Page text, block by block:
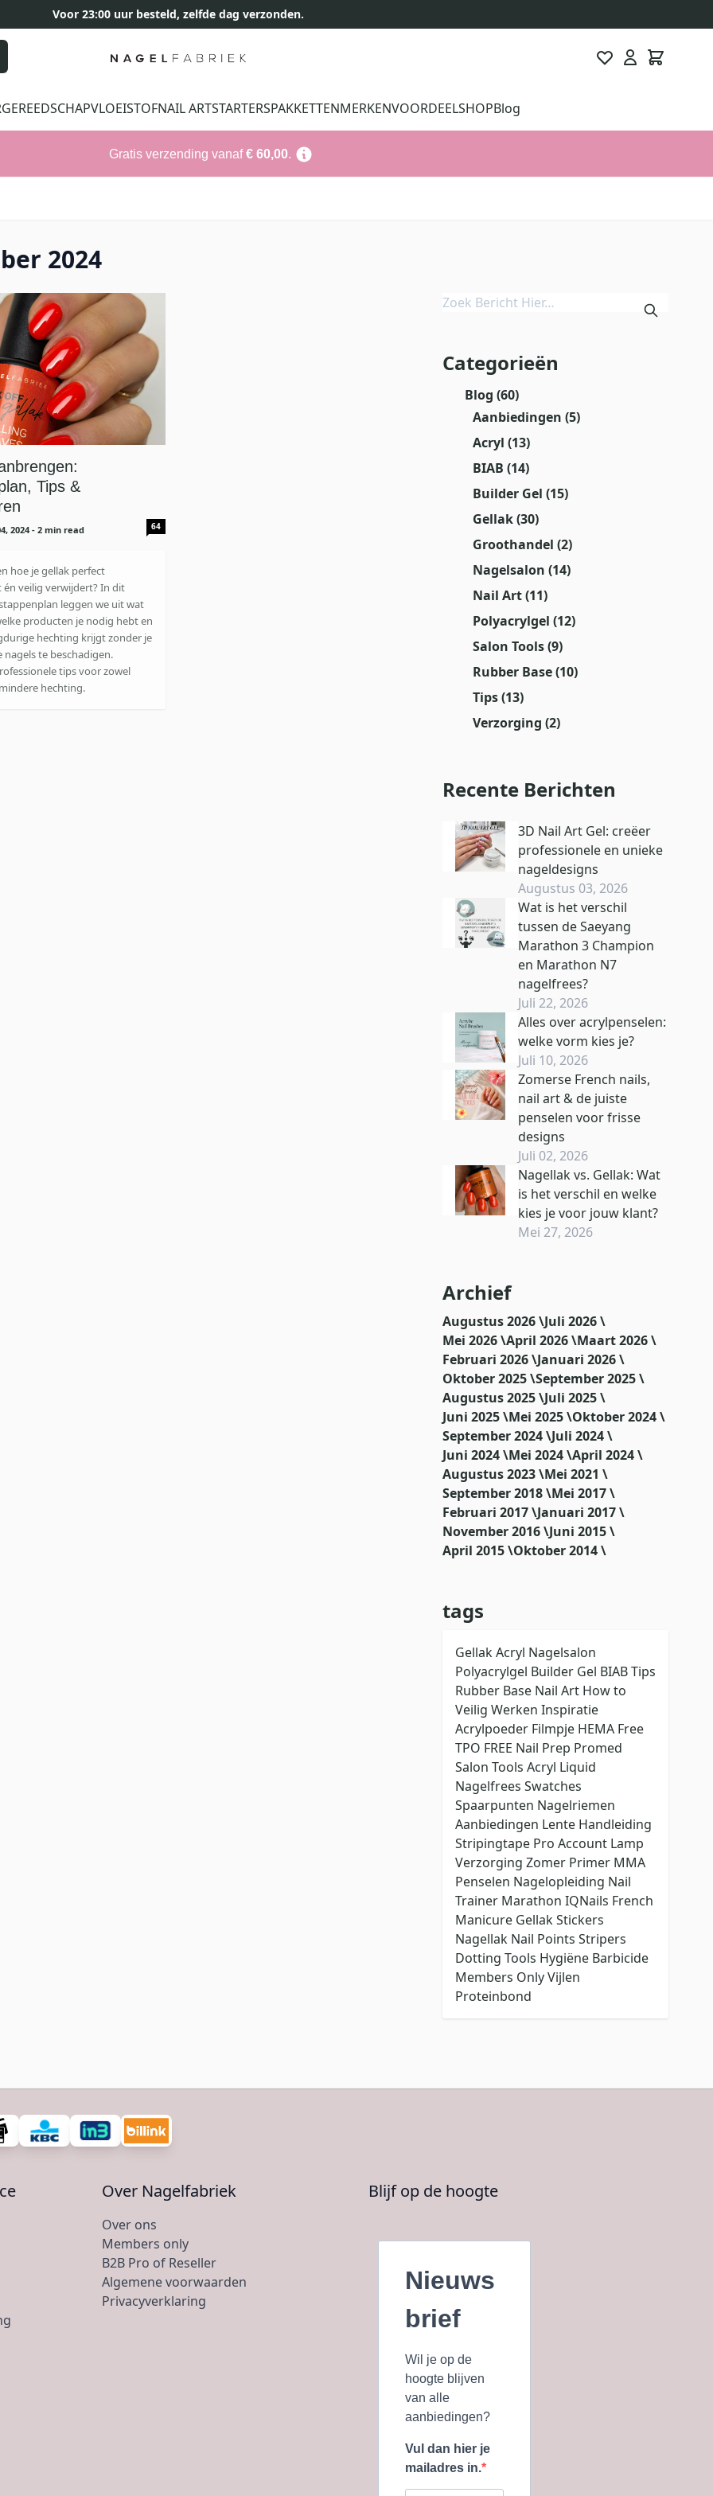
Voor 23:00 uur besteld, zelfde dag verzonden.
GEREEDSCHAPVLOEISTOFNAIL ARTSTARTERSPAKKETTENMERKENVOORDEELSHOPBlog
Gratis verzending vanaf€ 60,00.
2024
Tips &
2024 - 2 min read 64
hoe je gellak perfect
veilig verwijdert? In dit
leggen we uit wat
producten je nodig hebt en
hechting krijgt zonder je
te beschadigen.
tips voor zowel
hechting.
Categorieën
Blog (60)
Aanbiedingen (5)
Acryl (13)
BIAB (14)
Builder Gel (15)
Gellak(30)
Groothandel (2)
Nagelsalon (14)
Nail Art(11)
Polyacrylgel (12)
Salon Tools(9)
Rubber Base(10)
Tips(13)
Verzorging (2)
Recente Berichten
3D Nail Art Gel: creëer
professionele en unieke
nageldesigns
Augustus 03, 2026
Wat is het verschil
tussen de Saeyang
Marathon 3 Champion
en Marathon N7
nagelfrees?
Juli 22, 2026
Alles over acrylpenselen:
welke vorm kies je?
Juli 10, 2026
Zomerse French nails,
nail art & de juiste
penselen voor frisse
designs
Juli 02, 2026
Nagellak vs. Gellak: Wat
is het verschil en welke
kies je voor jouw klant?
Mei 27, 2026
Archief
Augustus 2026 \Juli 2026 \
Mei 2026 \April 2026 \Maart 2026 \
Februari 2026 \Januari 2026 \
Oktober 2025 \September 2025 \
Augustus 2025 \Juli 2025 \
Juni 2025 \Mei 2025 \Oktober 2024 \
September 2024 \Juli 2024 \
Juni 2024 \Mei 2024 \April 2024 \
Augustus 2023 \Mei 2021 \
September 2018 \Mei 2017 \
Februari 2017 \Januari 2017 \
November 2016 \Juni 2015 \
April 2015 \Oktober 2014 \
tags
GellakAcryl Nagelsalon
Polyacrylgel Builder Gel BIABTips
Rubber Base Nail Art How to
Veilig Werken Inspiratie
Acrylpoeder Filmpje HEMA Free
TPO FREE Nail Prep Promed
Salon Tools Acryl Liquid
Nagelfrees Swatches
Spaarpunten Nagelriemen
Aanbiedingen Lente Handleiding
Stripingtape Pro Account Lamp
Verzorging Zomer Primer MMA
Penselen Nagelopleiding Nail
Trainer Marathon IQNails French
Manicure Gellak Stickers
Nagellak Nail Points Stripers
Dotting Tools Hygiëne Barbicide
Members OnlyVijlen
Proteinbond
Over Nagelfabriek
Over ons
Members only
B2B Pro of Reseller
Algemene voorwaarden
Privacyverklaring
Blijf op de hoogte
Nieuws
brief
Wil je op de
hoogte blijven
van alle
aanbiedingen?
Vul dan hier je
mailadres in.